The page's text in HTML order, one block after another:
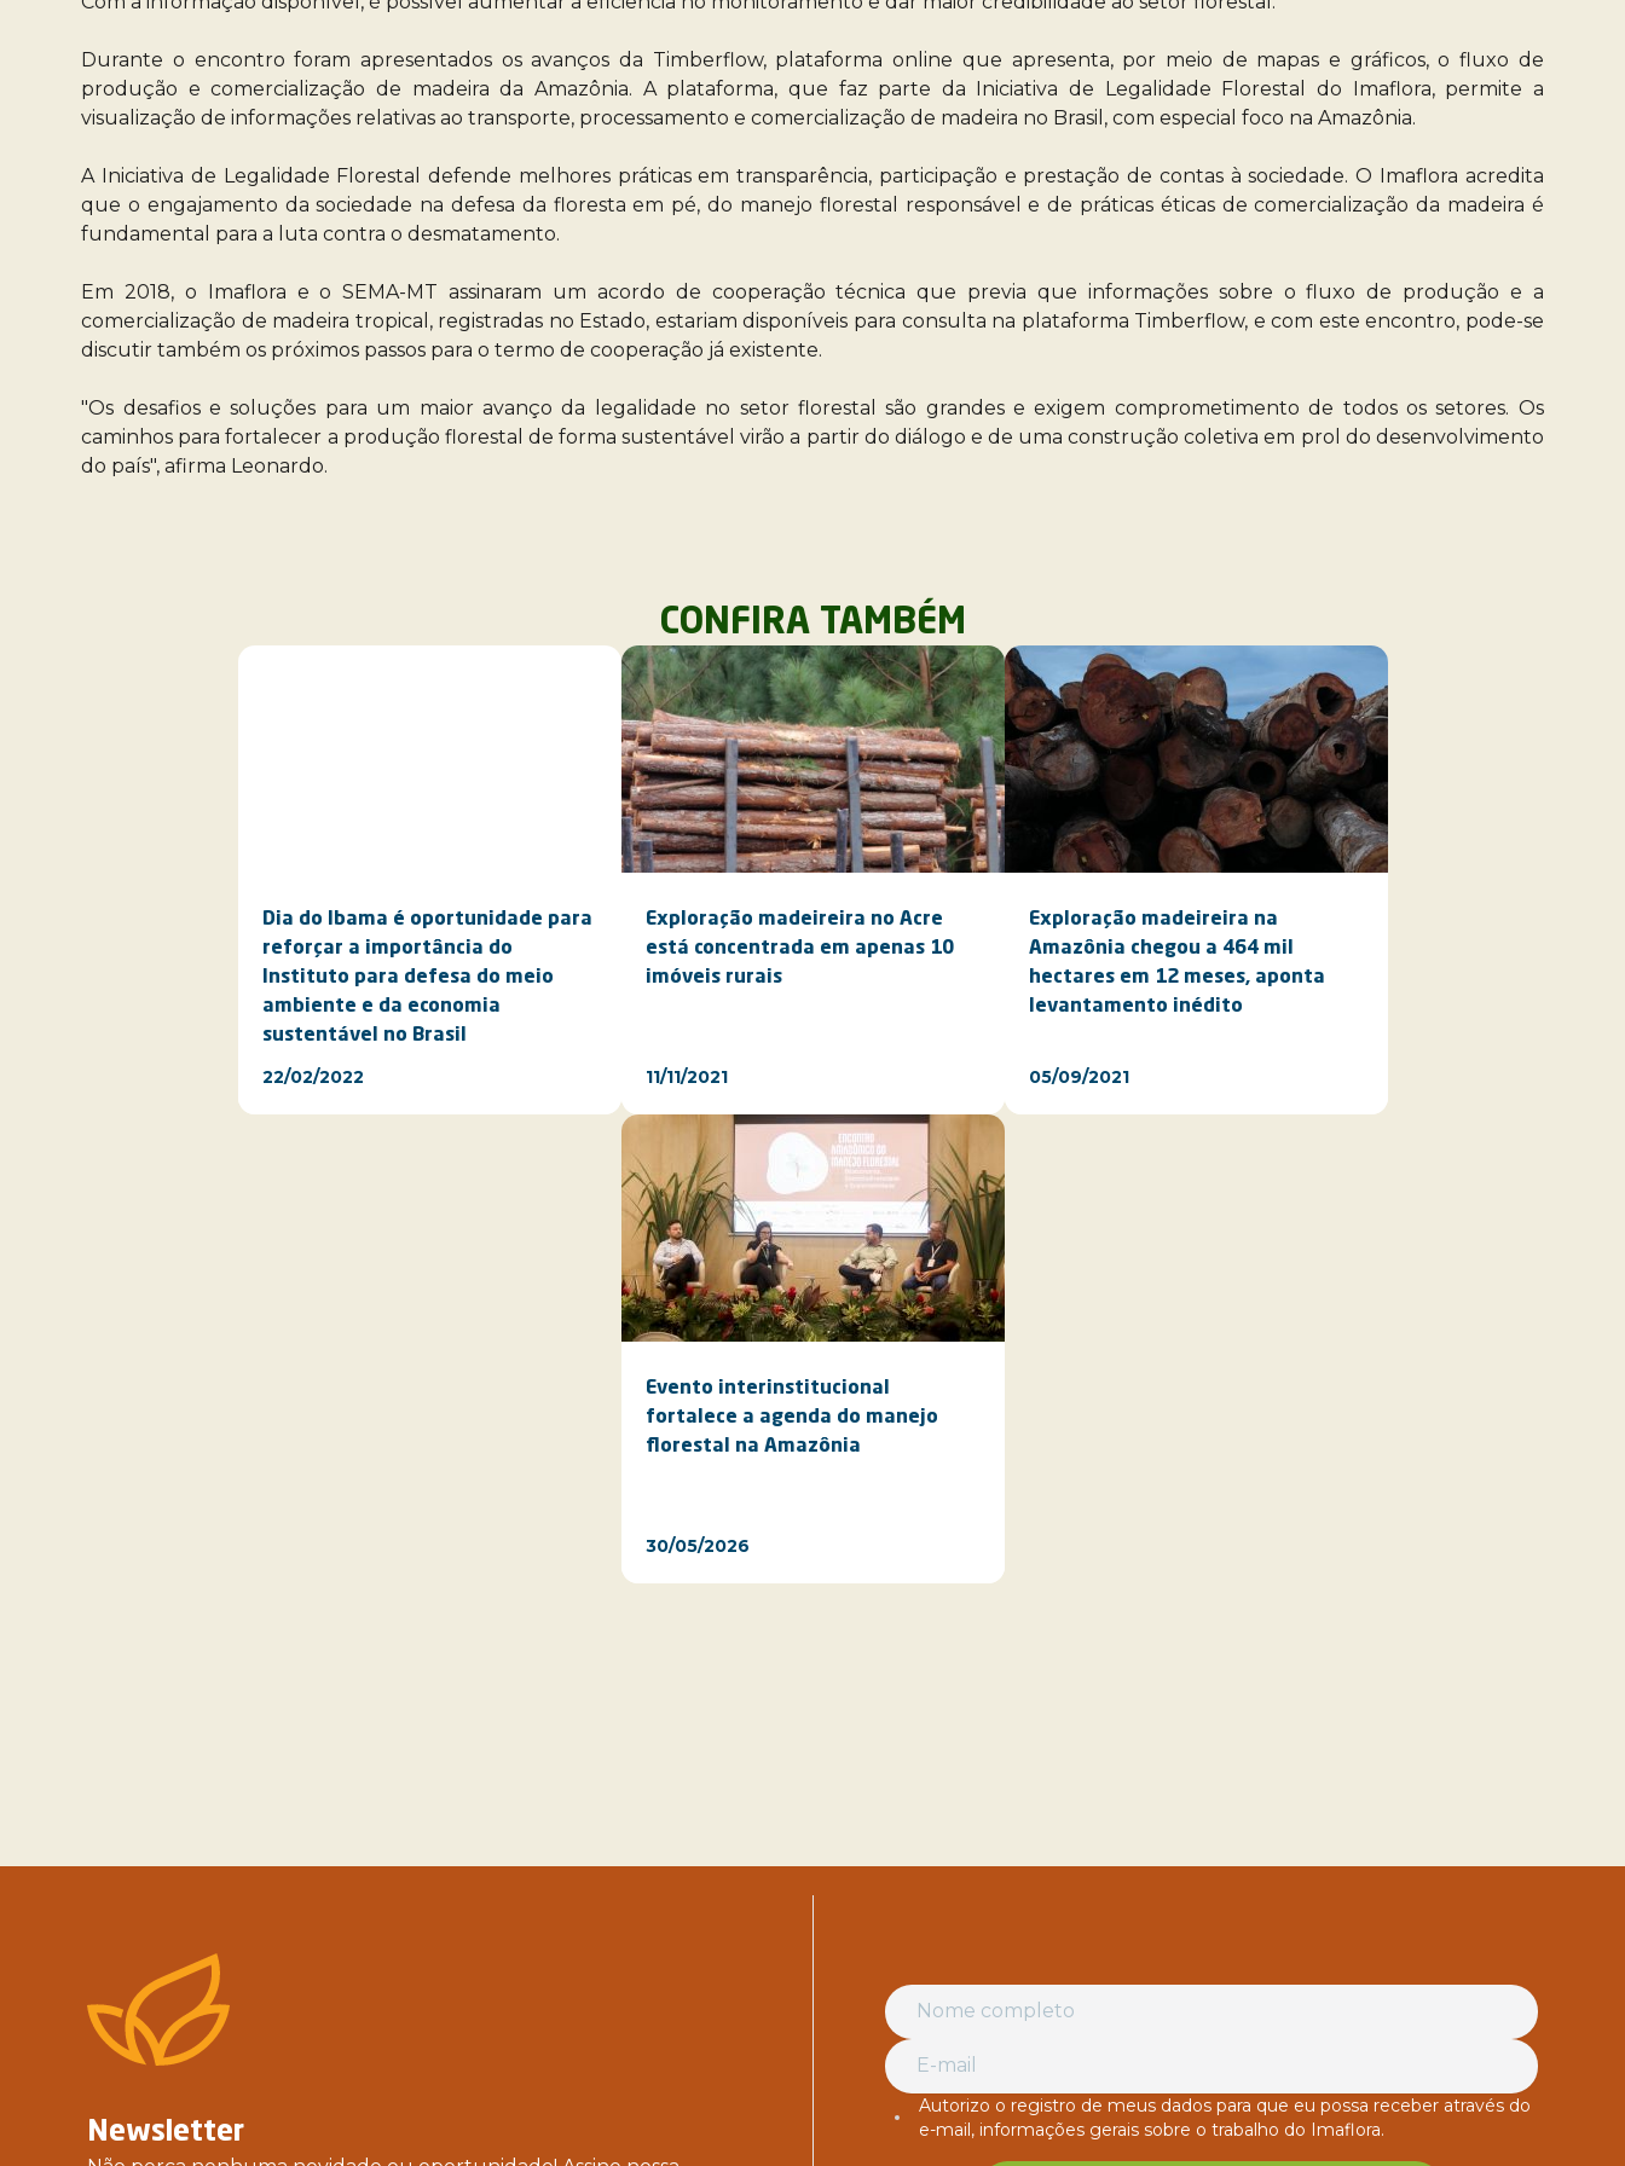
Durante o encontro foram apresentados os avanços da Timberflow, plataforma online que apresenta, por meio de mapas e gráficos, o fluxo de
produção e comercialização de madeira da Amazônia. A plataforma, que faz parte da Iniciativa de Legalidade Florestal do Imaflora, permite a
visualização de informações relativas ao transporte, processamento e comercialização de madeira no Brasil, com especial foco na Amazônia.
A Iniciativa de Legalidade Florestal defende melhores práticas em transparência, participação e prestação de contas à sociedade. O Imaflora acredita
que o engajamento da sociedade na defesa da floresta em pé, do manejo florestal responsável e de práticas éticas de comercialização da madeira é
fundamental para a luta contra o desmatamento.
Em 2018, o Imaflora e o SEMA-MT assinaram um acordo de cooperação técnica que previa que informações sobre o fluxo de produção e a
comercialização de madeira tropical, registradas no Estado, estariam disponíveis para consulta na plataforma Timberflow, e com este encontro, pode-se
discutir também os próximos passos para o termo de cooperação já existente.
"Os desafios e soluções para um maior avanço da legalidade no setor florestal são grandes e exigem comprometimento de todos os setores. Os
caminhos para fortalecer a produção florestal de forma sustentável virão a partir do diálogo e de uma construção coletiva em prol do desenvolvimento
do país", afirma Leonardo.
CONFIRA TAMBÉM
Dia do Ibama é oportunidade para
reforçar a importância do
Instituto para defesa do meio
ambiente e da economia
sustentável no Brasil
22/02/2022
Exploração madeireira no Acre
está concentrada em apenas 10
imóveis rurais
11/11/2021
Exploração madeireira na
Amazônia chegou a 464 mil
hectares em 12 meses, aponta
levantamento inédito
05/09/2021
Evento interinstitucional
fortalece a agenda do manejo
florestal na Amazônia
30/05/2026
Newsletter
Autorizo o registro de meus dados para que eu possa receber através do
e-mail, informações gerais sobre o trabalho do Imaflora.